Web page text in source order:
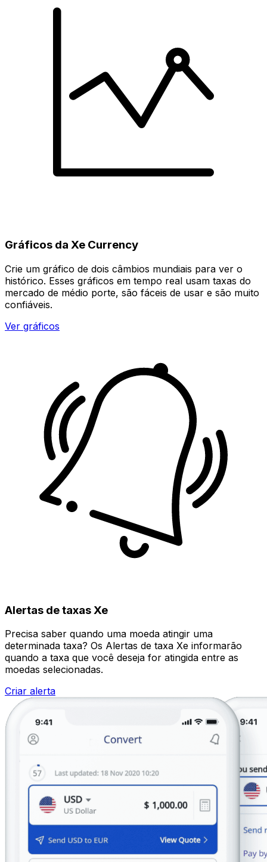
Gráficos da Xe Currency
Crie um gráfico de dois câmbios mundiais para ver o
histórico. Esses gráficos em tempo real usam taxas do
mercado de médio porte, são fáceis de usar e são muito
confiáveis.
Ver gráficos
Alertas de taxas Xe
Precisa saber quando uma moeda atingir uma
determinada taxa? Os Alertas de taxa Xe informarão
quando a taxa que você deseja for atingida entre as
moedas selecionadas.
Criar alerta